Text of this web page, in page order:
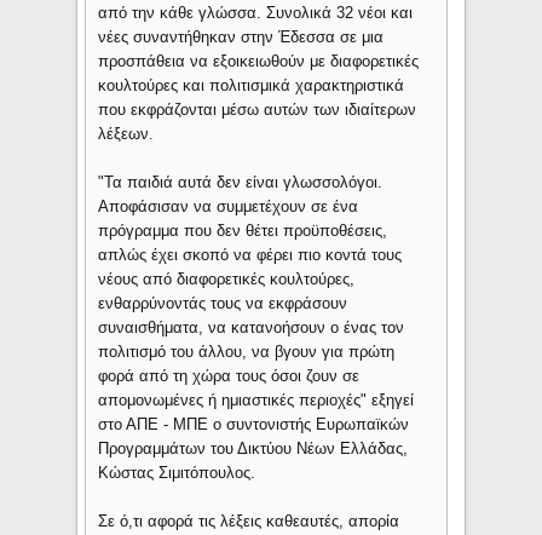
από την κάθε γλώσσα. Συνολικά 32 νέοι και
νέες συναντήθηκαν στην Έδεσσα σε μια
προσπάθεια να εξοικειωθούν με διαφορετικές
κουλτούρες και πολιτισμικά χαρακτηριστικά
που εκφράζονται μέσω αυτών των ιδιαίτερων
λέξεων.
"Τα παιδιά αυτά δεν είναι γλωσσολόγοι.
Αποφάσισαν να συμμετέχουν σε ένα
πρόγραμμα που δεν θέτει προϋποθέσεις,
απλώς έχει σκοπό να φέρει πιο κοντά τους
νέους από διαφορετικές κουλτούρες,
ενθαρρύνοντάς τους να εκφράσουν
συναισθήματα, να κατανοήσουν ο ένας τον
πολιτισμό του άλλου, να βγουν για πρώτη
φορά από τη χώρα τους όσοι ζουν σε
απομονωμένες ή ημιαστικές περιοχές" εξηγεί
στο ΑΠΕ - ΜΠΕ ο συντονιστής Ευρωπαϊκών
Προγραμμάτων του Δικτύου Νέων Ελλάδας,
Κώστας Σιμιτόπουλος.
Σε ό,τι αφορά τις λέξεις καθεαυτές, απορία